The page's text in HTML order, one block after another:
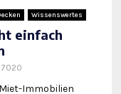
Wissenswertes
einfach
7020
Immobilien